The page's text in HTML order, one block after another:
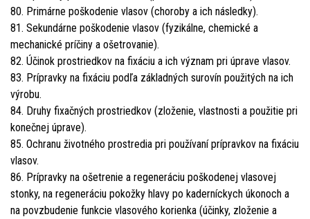
80. Primárne poškodenie vlasov (choroby a ich následky).
81. Sekundárne poškodenie vlasov (fyzikálne, chemické a
mechanické príčiny a ošetrovanie).
82. Účinok prostriedkov na fixáciu a ich význam pri úprave vlasov.
83. Prípravky na fixáciu podľa základných surovín použitých na ich
výrobu.
84. Druhy fixačných prostriedkov (zloženie, vlastnosti a použitie pri
konečnej úprave).
85. Ochranu životného prostredia pri používaní prípravkov na fixáciu
vlasov.
86. Prípravky na ošetrenie a regeneráciu poškodenej vlasovej
stonky, na regeneráciu pokožky hlavy po kaderníckych úkonoch a
na povzbudenie funkcie vlasového korienka (účinky, zloženie a